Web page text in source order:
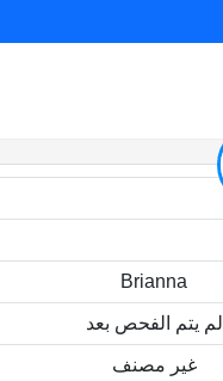
Brianna
لم يتم الفحص بعد
غير مصنف